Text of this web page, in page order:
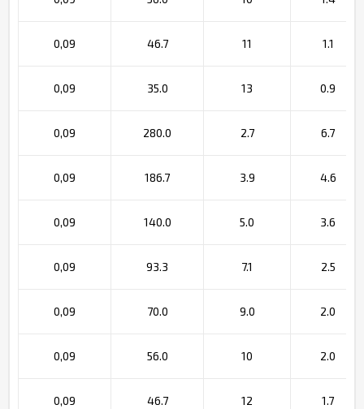
0,09 46.7 11 1.1
0,09 35.0 13 0.9
0,09 280.0 2.7 6.7
0,09 186.7 3.9 4.6
0,09 140.0 5.0 3.6
0,09 93.3 7.1 2.5
0,09 70.0 9.0 2.0
0,09 56.0 10 2.0
0,09 46.7 12 1.7